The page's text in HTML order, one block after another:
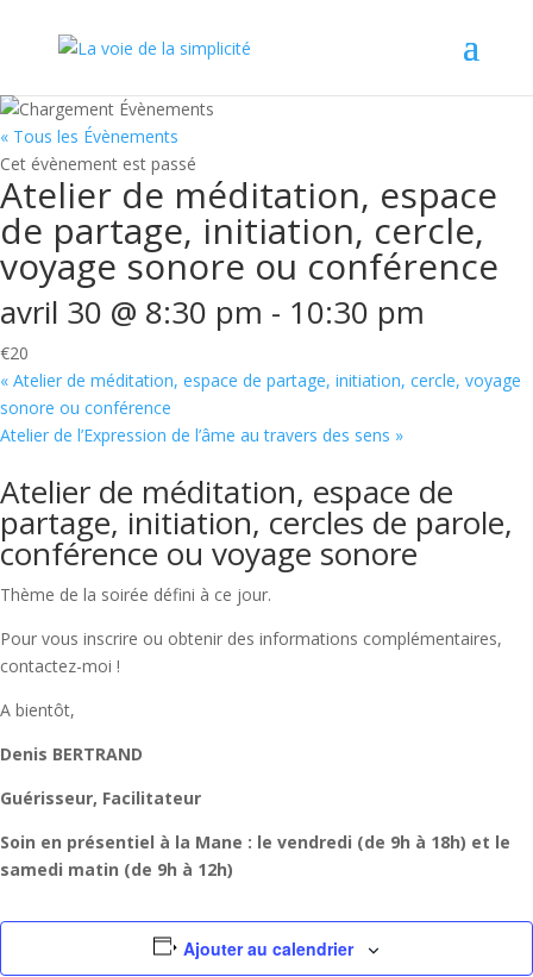
« Tous les Évènements
Cet évènement est passé
Atelier de méditation, espace
de partage, initiation, cercle,
voyage sonore ou conférence
avril 30 @ 8:30 pm - 10:30 pm
€20
« Atelier de méditation, espace de partage, initiation, cercle, voyage
sonore ou conférence
Atelier de l’Expression de l’âme au travers des sens »
Atelier de méditation, espace de
partage, initiation, cercles de parole,
conférence ou voyage sonore
Thème de la soirée défini à ce jour.
Pour vous inscrire ou obtenir des informations complémentaires,
contactez-moi !
A bientôt,
Denis BERTRAND
Guérisseur, Facilitateur
Soin en présentiel à la Mane : le vendredi (de 9h à 18h) et le
samedi matin (de 9h à 12h)
Ajouter au calendrier